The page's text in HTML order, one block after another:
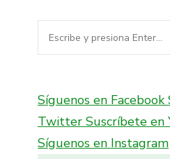
¿Buscas
algo?
Síguenos en Facebook
Twitter Suscríbete en
Síguenos en Instagram